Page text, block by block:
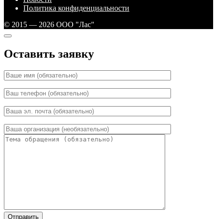
Политика конфиденциальности
© 2015 — 2026 ООО "Лас"
Оставить заявку